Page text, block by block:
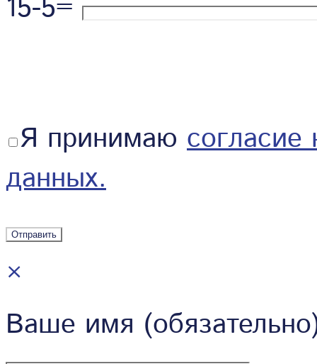
15-5=
Я принимаю согласие
данных.
×
Ваше имя